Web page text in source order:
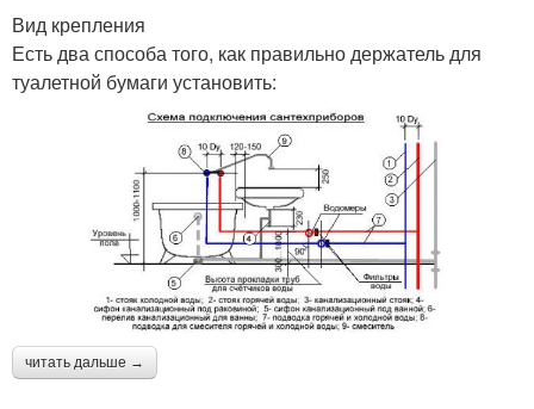
Вид крепления
Есть два способа того, как правильно держатель для
туалетной бумаги установить:
читать дальше →